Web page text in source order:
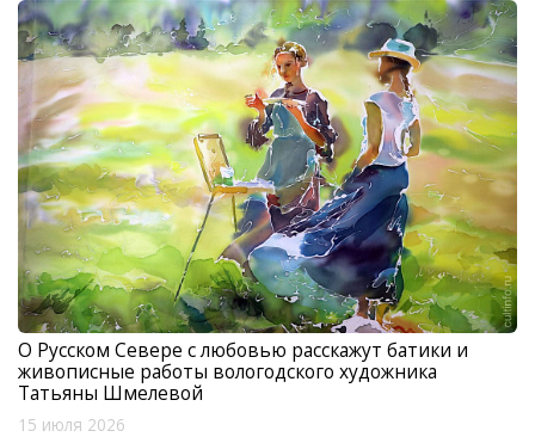
О Русском Севере с любовью расскажут батики и
живописные работы вологодского художника
Татьяны Шмелевой
15 июля 2026